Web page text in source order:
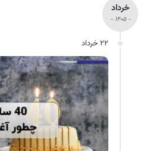
خرداد
- ۱۴۰۵ -
۲۲ خرداد